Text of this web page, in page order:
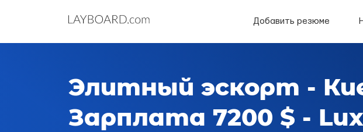
Добавить резюме
Элитный эскорт -
Зарплата 7200 $ -